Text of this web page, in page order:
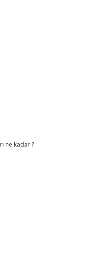
ne kadar ?